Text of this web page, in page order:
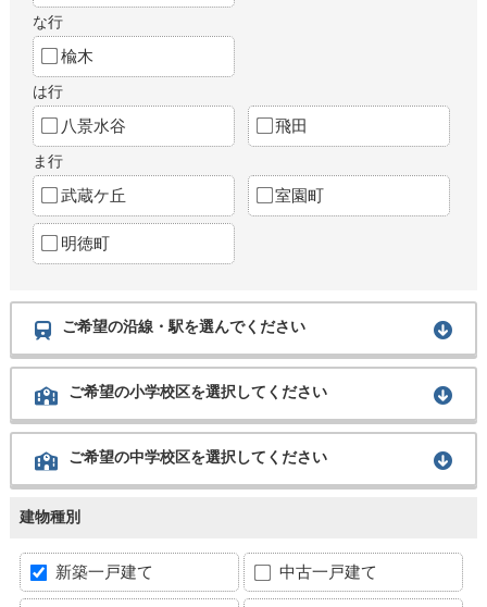
な行
楡木
は行
八景水谷 飛田
ま行
武蔵ケ丘 室園町
明徳町
ご希望の沿線・駅を選んでください
ご希望の小学校区を選択してください
ご希望の中学校区を選択してください
建物種別
新築一戸建て 中古一戸建て